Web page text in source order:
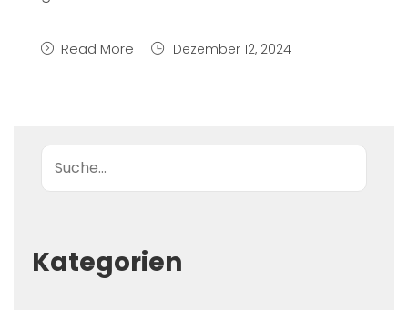
Read More Dezember 12, 2024
Suche
Kategorien